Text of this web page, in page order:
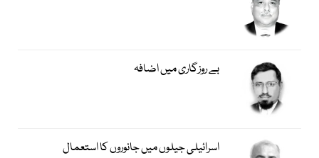
بے روزگاری میں اضافہ
اسرائیلی جیلوں میں جانوروں کا استعمال